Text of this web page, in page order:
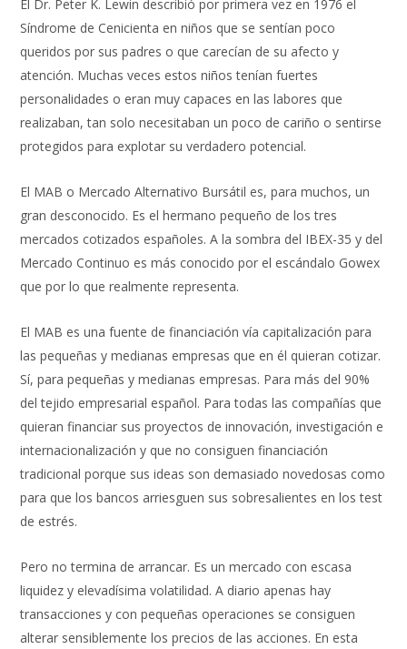
El Dr. Peter K. Lewin describió por primera vez en 1976 el
Síndrome de Cenicienta en niños que se sentían poco
queridos por sus padres o que carecían de su afecto y
atención. Muchas veces estos niños tenían fuertes
personalidades o eran muy capaces en las labores que
realizaban, tan solo necesitaban un poco de cariño o sentirse
protegidos para explotar su verdadero potencial.
El MAB o Mercado Alternativo Bursátil es, para muchos, un
gran desconocido. Es el hermano pequeño de los tres
mercados cotizados españoles. A la sombra del IBEX-35 y del
Mercado Continuo es más conocido por el escándalo Gowex
que por lo que realmente representa.
El MAB es una fuente de financiación vía capitalización para
las pequeñas y medianas empresas que en él quieran cotizar.
Sí, para pequeñas y medianas empresas. Para más del 90%
del tejido empresarial español. Para todas las compañías que
quieran financiar sus proyectos de innovación, investigación e
internacionalización y que no consiguen financiación
tradicional porque sus ideas son demasiado novedosas como
para que los bancos arriesguen sus sobresalientes en los test
de estrés.
Pero no termina de arrancar. Es un mercado con escasa
liquidez y elevadísima volatilidad. A diario apenas hay
transacciones y con pequeñas operaciones se consiguen
alterar sensiblemente los precios de las acciones. En esta